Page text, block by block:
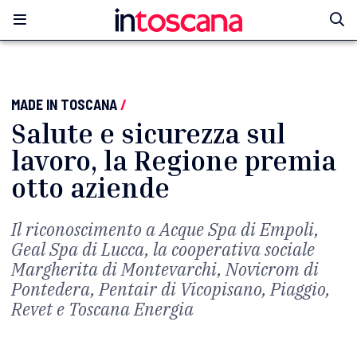
MADE IN TOSCANA/
Salute e sicurezza sul
lavoro, la Regione premia
otto aziende
Il riconoscimento a Acque Spa di Empoli,
Geal Spa di Lucca, la cooperativa sociale
Margherita di Montevarchi, Novicrom di
Pontedera, Pentair di Vicopisano, Piaggio,
Revet e Toscana Energia